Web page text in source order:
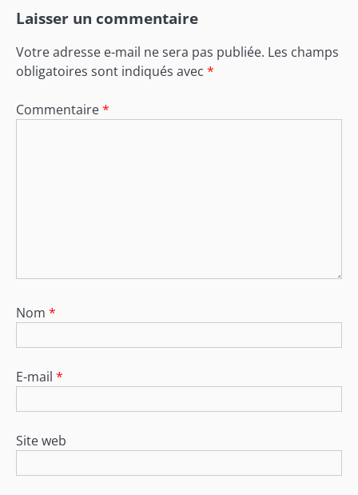
Laisser un commentaire
Votre adresse e-mail ne sera pas publiée. Les champs
obligatoires sont indiqués avec *
Commentaire*
Nom *
E-mail *
Site web